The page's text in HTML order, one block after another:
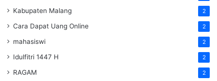
Kabupaten Malang 2
Cara Dapat Uang Online 2
mahasiswi 2
Idulfitri 1447 H 2
RAGAM 2